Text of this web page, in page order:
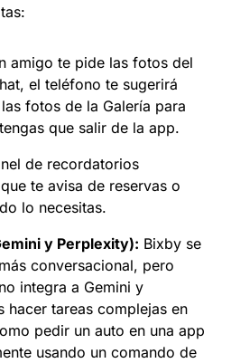
amigo te pide las fotos del
el teléfono te sugerirá
fotos de la Galería para
que salir de la app.
de recordatorios
te avisa de reservas o
lo necesitas.
y Perplexity): Bixby se
conversacional, pero
integra a Gemini y
hacer tareas complejas en
pedir un auto en una app
usando un comando de